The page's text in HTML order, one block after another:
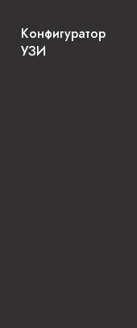
Конфигуратор
УЗИ